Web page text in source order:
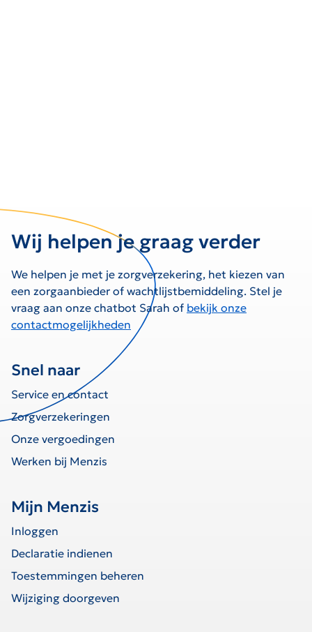
Wij helpen je graag verder
We helpen je met je zorgverzekering, het kiezen van
een zorgaanbieder of wachtlijstbemiddeling. Stel je
vraag aan onze chatbot Sarah of bekijk onze
contactmogelijkheden
Snel naar
Service en contact
Zorgverzekeringen
Onze vergoedingen
Werken bij Menzis
Mijn Menzis
Inloggen
Declaratie indienen
Toestemmingen beheren
Wijziging doorgeven